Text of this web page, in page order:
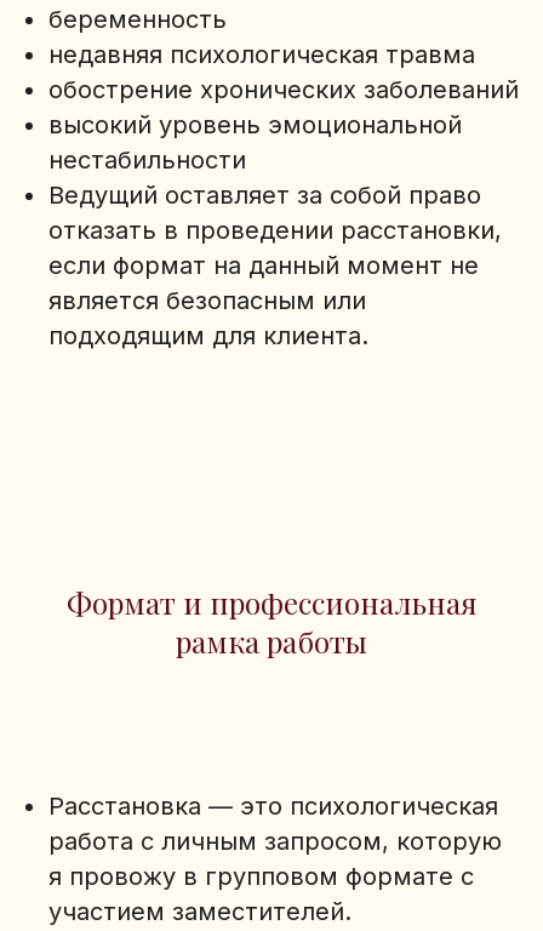
беременность
недавняя психологическая травма
обострение хронических заболеваний
высокий уровень эмоциональной
нестабильности
Ведущий оставляет за собой право
отказать в проведении расстановки,
если формат на данный момент не
является безопасным или
подходящим для клиента.
Формат и профессиональная
рамка работы
Расстановка — это психологическая
работа с личным запросом, которую
я провожу в групповом формате с
участием заместителей.